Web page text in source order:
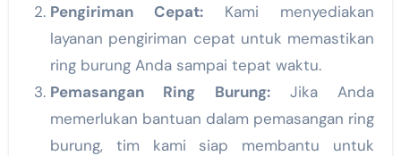
Pengiriman Cepat:Kami menyediakan
layanan pengiriman cepat untuk memastikan
ring burung Anda sampai tepat waktu.
Pemasangan Ring Burung:Jika Anda
memerlukan bantuan dalam pemasangan ring
burung, tim kami siap membantu untuk